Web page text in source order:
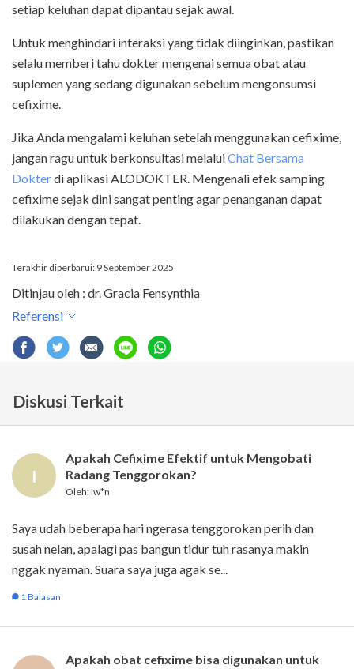
setiap keluhan dapat dipantau sejak awal.
Untuk menghindari interaksi yang tidak diinginkan, pastikan
selalu memberi tahu dokter mengenai semua obat atau
suplemen yang sedang digunakan sebelum mengonsumsi
cefixime.
Jika Anda mengalami keluhan setelah menggunakan cefixime,
jangan ragu untuk berkonsultasi melaluiChat Bersama
Dokterdi aplikasi ALODOKTER. Mengenali efek samping
cefixime sejak dini sangat penting agar penanganan dapat
dilakukan dengan tepat.
Terakhir diperbarui: 9 September 2025